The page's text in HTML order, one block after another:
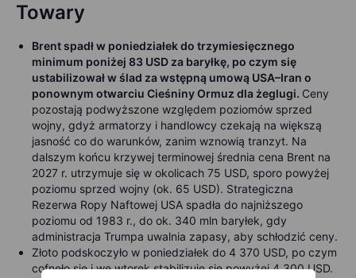
Towary
Brent spadł w poniedziałek do trzymiesięcznego
minimum poniżej 83 USD za baryłkę, po czym się
ustabilizował w ślad za wstępną umową USA–Iran o
ponownym otwarciu Cieśniny Ormuz dla żeglugi. Ceny
pozostają podwyższone względem poziomów sprzed
wojny, gdyż armatorzy i handlowcy czekają na większą
jasność co do warunków, zanim wznowią tranzyt. Na
dalszym końcu krzywej terminowej średnia cena Brent na
2027 r. utrzymuje się w okolicach 75 USD, sporo powyżej
poziomu sprzed wojny (ok. 65 USD). Strategiczna
Rezerwa Ropy Naftowej USA spadła do najniższego
poziomu od 1983 r., do ok. 340 mln baryłek, gdy
administracja Trumpa uwalnia zapasy, aby schłodzić ceny.
Złoto podskoczyło w poniedziałek do 4 370 USD, po czym
cofnęło się i we wtorek stabilizuje się powyżej 4 300 USD.